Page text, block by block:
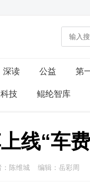
深读 公益 第
技 鲲纶智库
线“车
：陈维城 编辑：岳彩周